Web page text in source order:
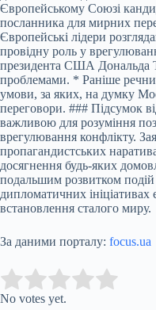
Європейському Союзі
посланника для мирних
Європейські лідери
провідну роль у
президента США Дональда
проблемами. * Раніше
умови, за яких, на думку
переговори. ### Підсумок
важливою для розуміння
врегулювання конфлікту.
пропагандистських
досягнення будь-яких
подальшим розвитком
дипломатичних
встановлення сталого миру.
За даними порталу: focus.ua
Rate this item:
No votes yet.